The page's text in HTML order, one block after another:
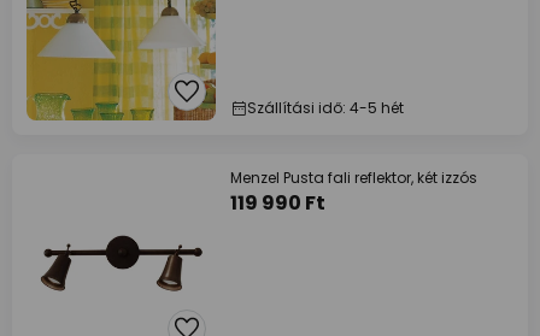
Szállítási idő: 4-5 hét
Menzel Pusta fali reflektor, két izzós
119 990 Ft